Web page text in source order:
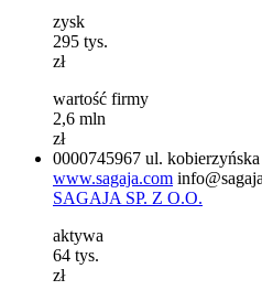
zysk
295 tys.
zł
wartość firmy
2,6 mln
zł
0000745967 ul.
www.sagaja.com
SAGAJA SP. Z O.O.
aktywa
64 tys.
zł